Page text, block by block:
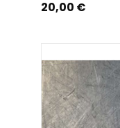
Prix
20,00 €